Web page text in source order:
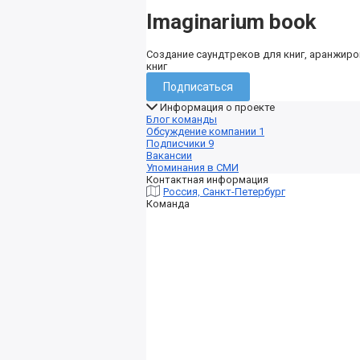
Imaginarium book
Создание саундтреков для книг,
книг
Подписаться
Информация о проекте
Блог команды
Обсуждение компании 1
Подписчики 9
Вакансии
Упоминания в СМИ
Контактная информация
Россия, Санкт-Петербург
Команда